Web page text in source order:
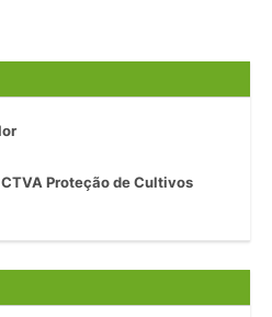
CTVA Proteção de Cultivos